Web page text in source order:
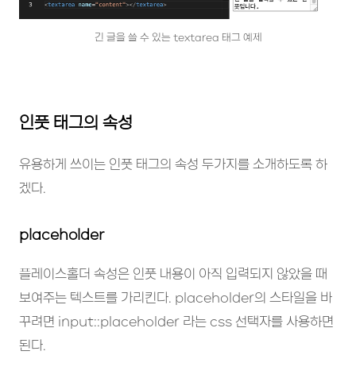
긴 글을 쓸 수 있는 textarea 태그 예제
인풋 태그의 속성
유용하게 쓰이는 인풋 태그의 속성 두가지를 소개하도록 하
겠다.
placeholder
플레이스홀더 속성은 인풋 내용이 아직 입력되지 않았을 때
보여주는 텍스트를 가리킨다. placeholder의 스타일을 바
꾸려면 input::placeholder 라는 css 선택자를 사용하면
된다.